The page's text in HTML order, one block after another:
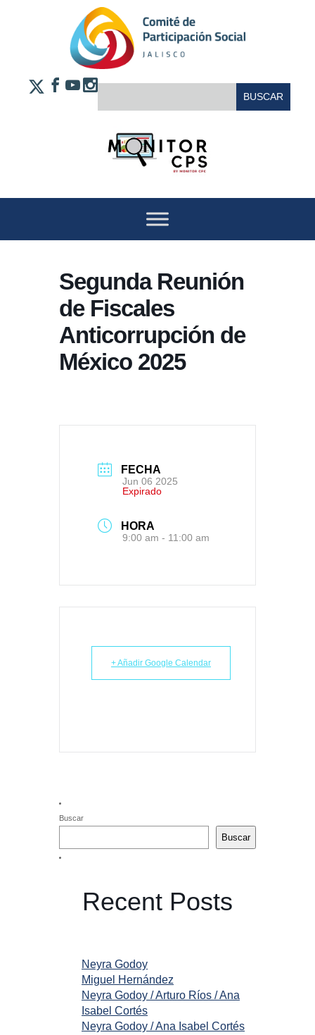
Segunda Reunión
de Fiscales
Anticorrupción de
México 2025
FECHA
Jun 06 2025
Expirado
HORA
9:00 am - 11:00 am
+ Añadir Google Calendar
Buscar
Buscar
Recent Posts
Neyra Godoy
Miguel Hernández
Neyra Godoy / Arturo Ríos / Ana
Isabel Cortés
Neyra Godoy / Ana Isabel Cortés